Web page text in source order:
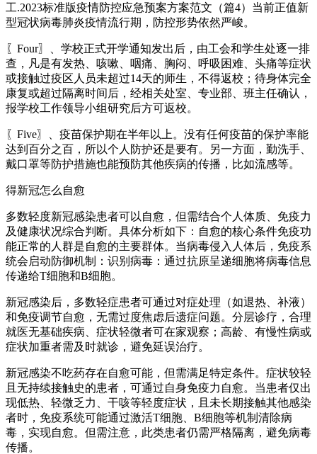
工.2023标准版疫情防控应急预案方案范文（篇4）当前正值新
型冠状病毒肺炎疫情流行期，防控形势依然严峻。
〖Four〗、学校正式开学通知发出后，由工会和学生处逐一排
查，凡是有发热、咳嗽、咽痛、胸闷、呼吸困难、头痛等症状
或接触过疫区人员未超过14天的师生，不得返校；待身体完全
康复或超过隔离时间后，经相关处室、专业部、班主任确认，
报学校工作领导小组研究后方可返校。
〖Five〗、疫苗保护期在半年以上。没有任何疫苗的保护率能
达到百分之百，所以个人防护还是要有。另一方面，勤洗手、
戴口罩等防护措施也能预防其他疾病的传播，比如流感等。
得新冠怎么自愈
多数轻度新冠感染患者可以自愈，但需结合个人体质、免疫力
及健康状况综合判断。具体分析如下：自愈的核心条件免疫功
能正常的人群是自愈的主要群体。当病毒侵入人体后，免疫系
统会启动防御机制：识别病毒：通过抗原呈递细胞将病毒信息
传递给T细胞和B细胞。
新冠感染后，多数轻症患者可通过对症处理（如退热、补液）
和免疫调节自愈，无需过度焦虑后遗症问题。分层诊疗，合理
就医无基础疾病、症状轻微者可在家观察；高龄、有慢性病或
症状加重者需及时就诊，避免延误治疗。
新冠感染不吃药存在自愈可能，但需满足特定条件。症状较轻
且无持续接触史的患者，可通过自身免疫力自愈。当患者仅出
现低热、轻微乏力、干咳等轻度症状，且未长期接触其他感染
者时，免疫系统可能通过激活T细胞、B细胞等机制清除病
毒，实现自愈。但需注意，此类患者仍需严格隔离，避免病毒
传播。